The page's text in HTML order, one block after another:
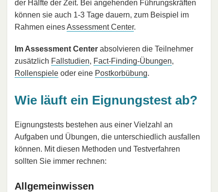
der Hälfte der Zeit. Bei angehenden Führungskräften
können sie auch 1-3 Tage dauern, zum Beispiel im
Rahmen einesAssessment Center.
Im Assessment Center absolvieren die Teilnehmer
zusätzlich Fallstudien, Fact-Finding-Übungen,
Rollenspiele oder eine Postkorbübung.
Wie läuft ein Eignungstest ab?
Eignungstests bestehen aus einer Vielzahl an
Aufgaben und Übungen, die unterschiedlich ausfallen
können. Mit diesen Methoden und Testverfahren
sollten Sie immer rechnen:
Allgemeinwissen